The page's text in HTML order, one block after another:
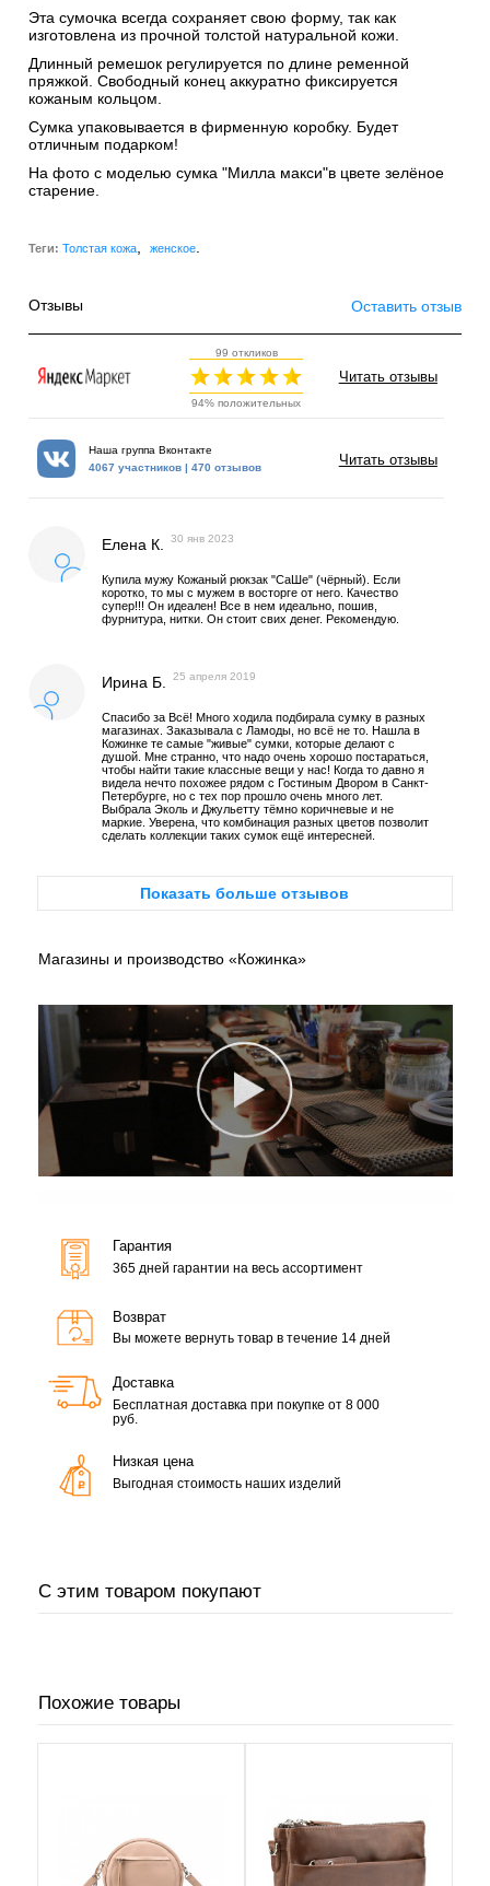
Эта сумочка всегда сохраняет свою форму, так как
изготовлена из прочной толстой натуральной кожи.
Длинный ремешок регулируется по длине ременной
пряжкой. Свободный конец аккуратно фиксируется
кожаным кольцом.
Сумка упаковывается в фирменную коробку. Будет
отличным подарком!
На фото с моделью сумка "Милла макси"в цвете зелёное
старение.
Теги: Толстая кожа женское.
Отзывы Оставить отзыв
99 откликов
94% положительных
Читать отзывы
Наша группа Вконтакте
4067 участников | 470 отзывов
Читать отзывы
Елена К. 30 янв 2023
Купила мужу Кожаный рюкзак "СаШе" (чёрный). Если
коротко, то мы с мужем в восторге от него. Качество
супер!!! Он идеален! Все в нем идеально, пошив,
фурнитура, нитки. Он стоит свих денег. Рекомендую.
Ирина Б. 25 апреля 2019
Спасибо за Всё! Много ходила подбирала сумку в разных
магазинах. Заказывала с Ламоды, но всё не то. Нашла в
Кожинке те самые "живые" сумки, которые делают с
душой. Мне странно, что надо очень хорошо постараться,
чтобы найти такие классные вещи у нас! Когда то давно я
видела нечто похожее рядом с Гостиным Двором в Санкт-
Петербурге, но с тех пор прошло очень много лет.
Выбрала Эколь и Джульетту тёмно коричневые и не
маркие. Уверена, что комбинация разных цветов позволит
сделать коллекции таких сумок ещё интересней.
Показать больше отзывов
Магазины и производство «Кожинка»
Гарантия
365 дней гарантии на весь ассортимент
Возврат
Вы можете вернуть товар в течение 14 дней
Доставка
Бесплатная доставка при покупке от 8 000
руб.
Низкая цена
Выгодная стоимость наших изделий
С этим товаром покупают
Похожие товары